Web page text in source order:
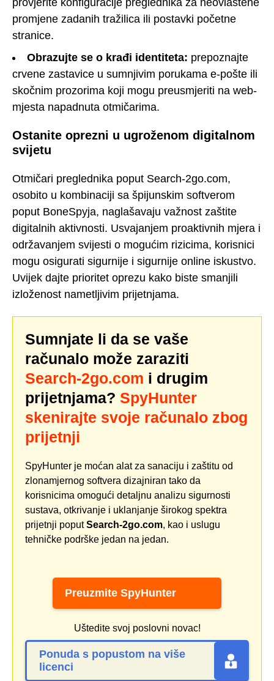
provjerite konfiguracije preglednika za neovlaštene
promjene zadanih tražilica ili postavki početne
stranice.
Obrazujte se o krađi identiteta: prepoznajte
crvene zastavice u sumnjivim porukama e-pošte ili
skočnim prozorima koji mogu preusmjeriti na web-
mjesta napadnuta otmičarima.
Ostanite oprezni u ugroženom digitalnom
svijetu
Otmičari preglednika poput Search-2go.com,
osobito u kombinaciji sa špijunskim softverom
poput BoneSpyja, naglašavaju važnost zaštite
digitalnih aktivnosti. Usvajanjem proaktivnih mjera i
održavanjem svijesti o mogućim rizicima, korisnici
mogu osigurati sigurnije i sigurnije online iskustvo.
Uvijek dajte prioritet oprezu kako biste smanjili
izloženost nametljivim prijetnjama.
Sumnjate li da se vaše
računalo može zaraziti
Search-2go.com i drugim
prijetnjama? SpyHunter
skenirajte svoje računalo zbog
prijetnji
SpyHunter je moćan alat za sanaciju i zaštitu od
zlonamjernog softvera dizajniran tako da
korisnicima omogući detaljnu analizu sigurnosti
sustava, otkrivanje i uklanjanje širokog spektra
prijetnji poputSearch-2go.com, kao i uslugu
tehničke podrške jedan na jedan.
Preuzmite SpyHunter
Uštedite svoj poslovni novac!
Ponuda s popustom na više
licenci